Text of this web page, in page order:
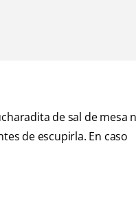
de sal de mesa
de escupirla. En caso